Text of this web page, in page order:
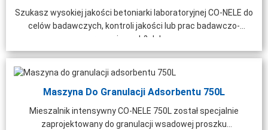
Szukasz wysokiej jakości betoniarki laboratoryjnej CO-NELE do
celów badawczych, kontroli jakości lub prac badawczo-
rozwojowych? Jako ...
Maszyna Do Granulacji Adsorbentu 750L
Mieszalnik intensywny CO-NELE 750L został specjalnie
zaprojektowany do granulacji wsadowej proszku